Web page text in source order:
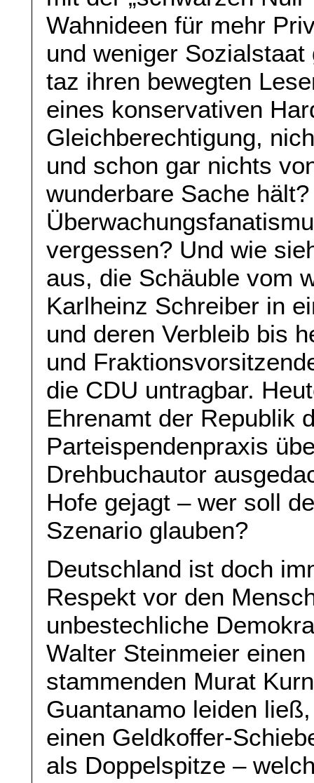
Wahnideen für mehr
und weniger
taz ihren bewegten
eines konservativen
Gleichberechtigung,
und schon gar nichts
wunderbare Sache
vergessen? Und wie
aus, die Schäuble vom
Karlheinz Schreiber in
und deren Verbleib bis
und
die CDU untragbar.
Ehrenamt der Republik
Parteispendenpraxis
Drehbuchautor
Hofe gejagt – wer soll
Szenario glauben?
Deutschland ist doch
Respekt vor den
unbestechliche
Walter Steinmeier
stammenden Murat
Guantanamo leiden
einen Geldkoffer-
als Doppelspitze –